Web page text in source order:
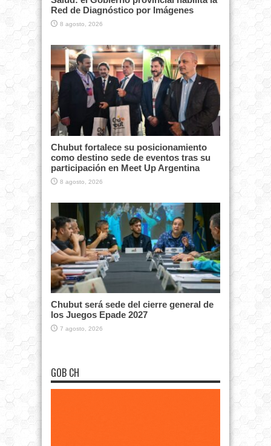
Red de Diagnóstico por Imágenes
8 agosto, 2026
Chubut fortalece su posicionamiento
como destino sede de eventos tras su
participación en Meet Up Argentina
8 agosto, 2026
Chubut será sede del cierre general de
los Juegos Epade 2027
7 agosto, 2026
GOB CH